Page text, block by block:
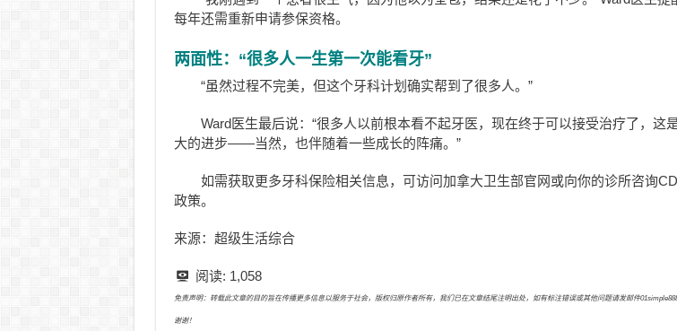
每年还需重新申请参保资格。
两面性：“很多人一生第一次能看牙”
“虽然过程不完美，但这个牙科计划确实帮到了很多人。”
Ward医生最后说：“很多人以前根本看不起牙医，现在终于可以接受治疗了，这
大的进步——当然，也伴随着一些成长的阵痛。”
如需获取更多牙科保险相关信息，可访问加拿大卫生部官网或向你的诊所咨询
政策。
来源：超级生活综合
阅读: 1,058
免责声明：转载此文章的目的旨在传播更多信息以服务于社会，版权归原作者所有，我们已在文章结尾注明出处，如有标注错误或其他问题请发邮件
谢谢！